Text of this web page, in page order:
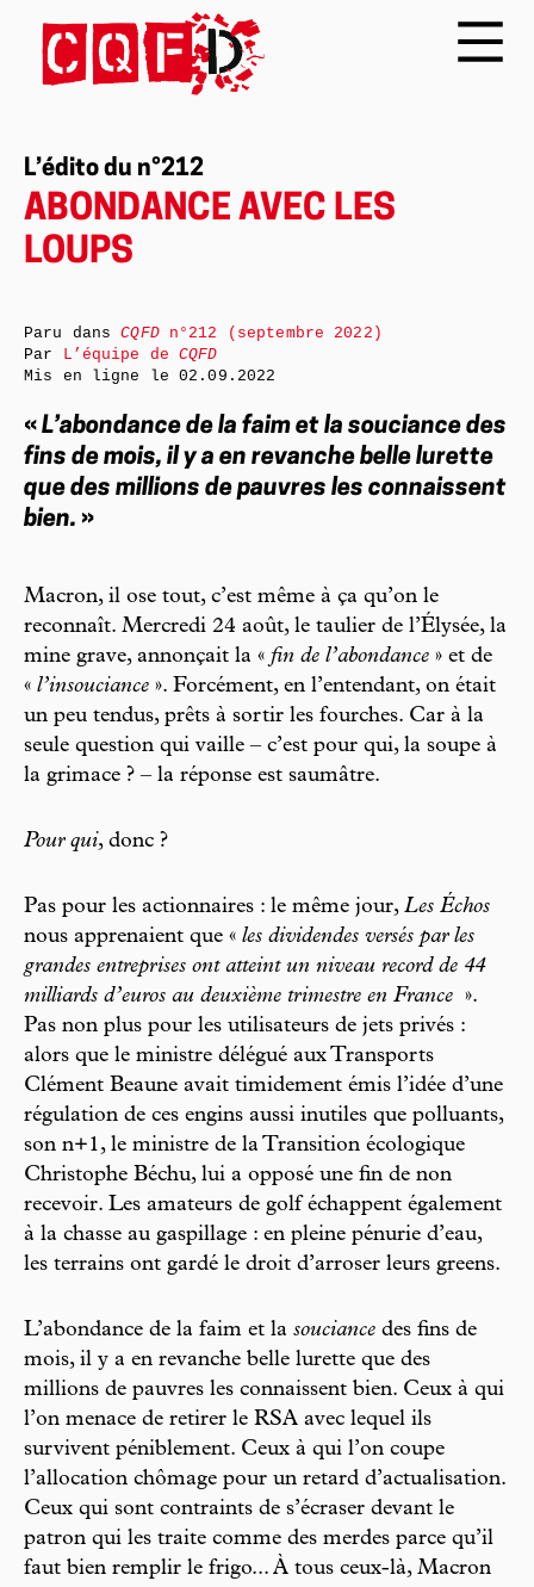
L’édito du n°212
ABONDANCE AVEC LES
LOUPS
« L’abondance de la faim et la souciance des
fins de mois, il y a en revanche belle lurette
que des millions de pauvres les connaissent
bien. »
Macron, il ose tout, c’est même à ça qu’on le
reconnaît. Mercredi 24 août, le taulier de l’Élysée, la
mine grave, annonçait la « fin de l’abondance » et de
« l’insouciance ». Forcément, en l’entendant, on était
un peu tendus, prêts à sortir les fourches. Car à la
seule question qui vaille – c’est pour qui, la soupe à
la grimace ? – la réponse est saumâtre.
Pour qui, donc ?
Pas pour les actionnaires : le même jour, Les Échos
nous apprenaient que « les dividendes versés par les
grandes entreprises ont atteint un niveau record de 44
milliards d’euros au deuxième trimestre en France ».
Pas non plus pour les utilisateurs de jets privés :
alors que le ministre délégué aux Transports
Clément Beaune avait timidement émis l’idée d’une
régulation de ces engins aussi inutiles que polluants,
son n+1, le ministre de la Transition écologique
Christophe Béchu, lui a opposé une fin de non
recevoir. Les amateurs de golf échappent également
à la chasse au gaspillage : en pleine pénurie d’eau,
les terrains ont gardé le droit d’arroser leurs greens.
L’abondance de la faim et la souciance des fins de
mois, il y a en revanche belle lurette que des
millions de pauvres les connaissent bien. Ceux à qui
l’on menace de retirer le RSA avec lequel ils
survivent péniblement. Ceux à qui l’on coupe
l’allocation chômage pour un retard d’actualisation.
Ceux qui sont contraints de s’écraser devant le
patron qui les traite comme des merdes parce qu’il
faut bien remplir le frigo... À tous ceux-là, Macron
Paru dansCQFDn°212 (septembre 2022)
Par L’équipe deCQFD
Mis en ligne le02.09.2022